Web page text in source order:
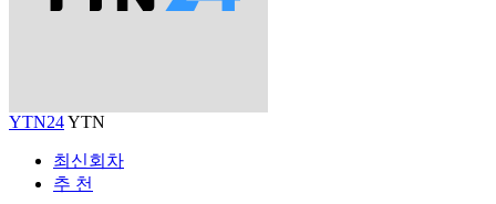
YTN24YTN
최신회차
추 천